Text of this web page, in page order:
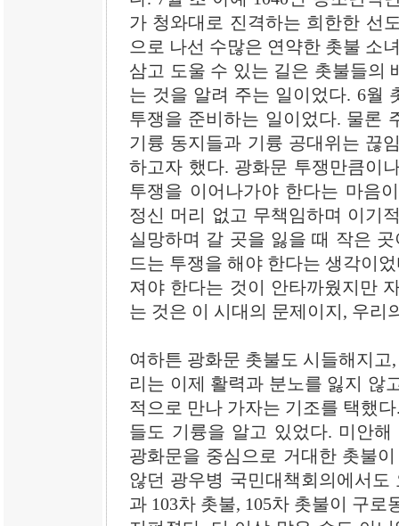
가 청와대로 진격하는 희한한 선
으로 나선 수많은 연약한 촛불 소
삼고 도울 수 있는 길은 촛불들의
는 것을 알려 주는 일이었다. 6월
투쟁을 준비하는 일이었다. 물론
기륭 동지들과 기륭 공대위는 끊
하고자 했다. 광화문 투쟁만큼이
투쟁을 이어나가야 한다는 마음
정신 머리 없고 무책임하며 이기
실망하며 갈 곳을 잃을 때 작은
드는 투쟁을 해야 한다는 생각이
져야 한다는 것이 안타까웠지만
는 것은 이 시대의 문제이지, 우리
여하튼 광화문 촛불도 시들해지
리는 이제 활력과 분노를 잃지 않
적으로 만나 가자는 기조를 택했
들도 기륭을 알고 있었다. 미안
광화문을 중심으로 거대한 촛불
않던 광우병 국민대책회의에서
과 103차 촛불, 105차 촛불이 구